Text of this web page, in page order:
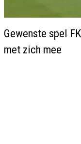
Gewenste spel
met zich mee